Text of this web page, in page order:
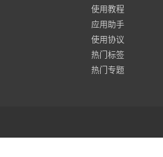
使用教程
应用助手
使用协议
热门标签
热门专题